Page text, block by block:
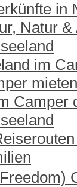
in
Natur &
im
mieten
Camper